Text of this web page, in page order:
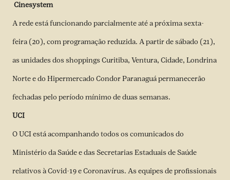
Cinesystem
A rede está funcionando parcialmente até a próxima sexta-
feira (20), com programação reduzida. A partir de sábado (21),
as unidades dos shoppings Curitiba, Ventura, Cidade, Londrina
Norte e do Hipermercado Condor Paranaguá permanecerão
fechadas pelo período mínimo de duas semanas.
UCI
O UCI está acompanhando todos os comunicados do
Ministério da Saúde e das Secretarias Estaduais de Saúde
relativos à Covid-19 e Coronavírus. As equipes de profissionais